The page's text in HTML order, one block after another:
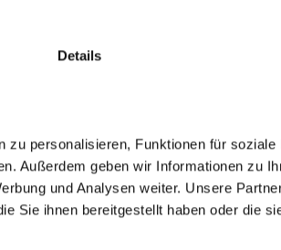
Details
zu personalisieren, Funktionen für
Außerdem geben wir Informationen zu
und Analysen weiter. Unsere
Sie ihnen bereitgestellt haben oder die